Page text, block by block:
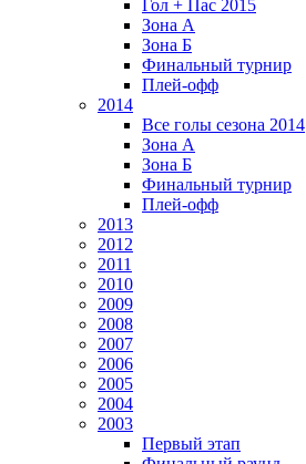
Гол + Пас 2015
Зона А
Зона Б
Финальный турнир
Плей-офф
2014
Все голы сезона 2014
Зона А
Зона Б
Финальный турнир
Плей-офф
2013
2012
2011
2010
2009
2008
2007
2006
2005
2004
2003
Первый этап